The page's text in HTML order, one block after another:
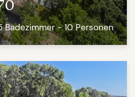
Badezimmer - 10 Personen